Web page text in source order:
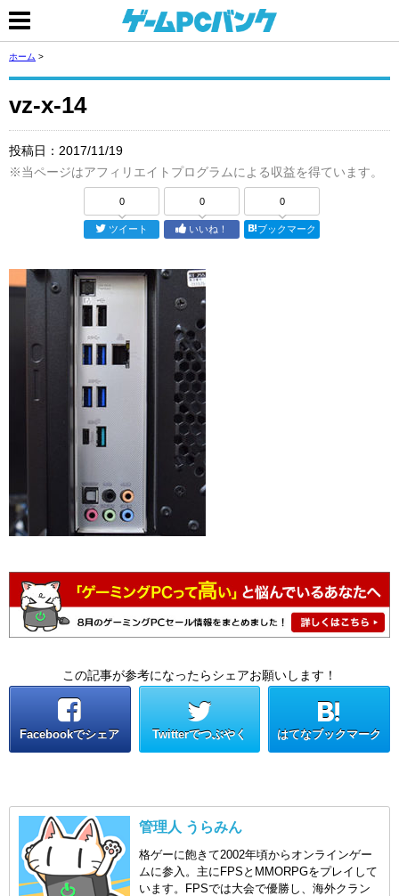
ホーム >
vz-x-14
投稿日： 2017/11/19
※当ページはアフィリエイトプログラムによる収益を得ています。
0
ツイート
0
いいね！
0
ブックマーク
この記事が参考になったらシェアお願いします！
Facebookでシェア Twitterでつぶやく はてなブックマーク
管理人 うらみん
格ゲーに飽きて2002年頃からオンラインゲー
ムに参入。主にFPSとMMORPGをプレイして
います。FPSでは大会で優勝し、海外クラン